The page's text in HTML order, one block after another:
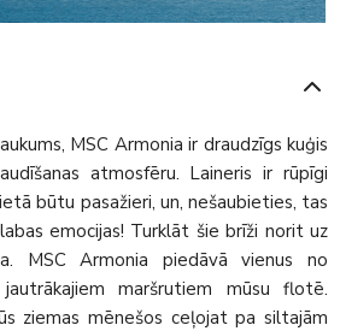
MSC Armonia ir draudzīgs kuģis
atmosfēru. Laineris ir rūpīgi
būtu pasažieri, un, nešaubieties, tas
emocijas! Turklāt šie brīži norit uz
MSC Armonia piedāvā vienus no
maršrutiem mūsu flotē.
ziemas mēnešos ceļojat pa siltajām